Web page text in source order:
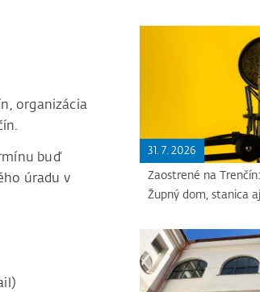
organizácia
buď
úradu v
31. 7. 2026
Zaostrené na
Župný dom, stanica